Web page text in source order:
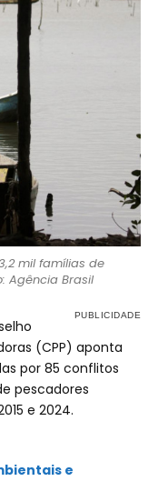
mil famílias de
Agência Brasil
(CPP) aponta
por 85 conflitos
pescadores
e 2024.
e